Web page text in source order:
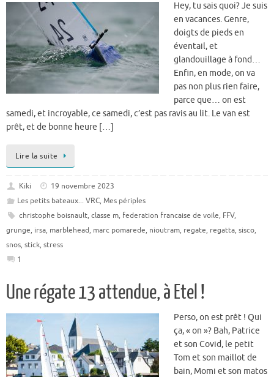
Hey, tu sais quoi? Je suis
en vacances. Genre,
doigts de pieds en
éventail, et
glandouillage à fond…
Enfin, en mode, on va
pas non plus rien faire,
parce que… on est
samedi, et incroyable, ce samedi, c’est pas ravis au lit. Le van est
prêt, et de bonne heure […]
Lire la suite
Kiki
19 novembre 2023
Les petits bateaux... VRC, Mes périples
christophe boisnault, classe m, federation francaise de voile, FFV,
grunge, irsa, marblehead, marc pomarede, nioutram, regate, regatta, sisco,
snos, stick, stress
1
Une régate 13 attendue, à Etel !
Perso, on est prêt ! Qui
ça, « on »? Bah, Patrice
et son Covid, le petit
Tom et son maillot de
bain, Momi et son matos